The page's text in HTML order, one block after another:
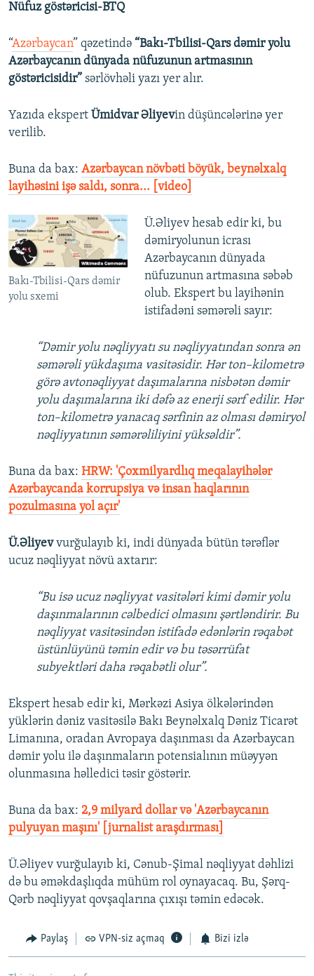
Nüfuz göstəricisi-BTQ
“Azərbaycan” qəzetində “Bakı-Tbilisi-Qars dəmir yolu
Azərbaycanın dünyada nüfuzunun artmasının
göstəricisidir” sərlövhəli yazı yer alır.
Yazıda ekspert Ümidvar Əliyevin düşüncələrinə yer
verilib.
Buna da bax: Azərbaycan növbəti böyük, beynəlxalq
layihəsini işə saldı, sonra... [video]
Bakı-Tbilisi-Qars dəmir
yolu sxemi
Ü.Əliyev hesab edir ki, bu
dəmiryolunun icrası
Azərbaycanın dünyada
nüfuzunun artmasına səbəb
olub. Ekspert bu layihənin
istifadəni səmərəli sayır:
“Dəmir yolu nəqliyyatı su nəqliyyatından sonra ən
səmərəli yükdaşıma vasitəsidir. Hər ton–kilometrə
görə avtonəqliyyat daşımalarına nisbətən dəmir
yolu daşımalarına iki dəfə az enerji sərf edilir. Hər
ton–kilometrə yanacaq sərfinin az olması dəmiryol
nəqliyyatının səmərəliliyini yüksəldir”.
Buna da bax:​ HRW: 'Çoxmilyardlıq meqalayihələr
Azərbaycanda korrupsiya və insan haqlarının
pozulmasına yol açır'
Ü.Əliyevvurğulayıb ki, indi dünyada bütün tərəflər
ucuz nəqliyyat növü axtarır:
“Bu isə ucuz nəqliyyat vasitələri kimi dəmir yolu
daşınmalarının cəlbedici olmasını şərtləndirir. Bu
nəqliyyat vasitəsindən istifadə edənlərin rəqabət
üstünlüyünü təmin edir və bu təsərrüfat
subyektləri daha rəqabətli olur”.
Ekspert hesab edir ki, Mərkəzi Asiya ölkələrindən
yüklərin dəniz vasitəsilə Bakı Beynəlxalq Dəniz Ticarət
Limanına, oradan Avropaya daşınması da Azərbaycan
dəmir yolu ilə daşınmaların potensialının müəyyən
olunmasına həlledici təsir göstərir.
Buna da bax:​ 2,9 milyard dollar və 'Azərbaycanın
pulyuyan maşını' [jurnalist araşdırması]
Ü.Əliyev vurğulayıb ki, Cənub-Şimal nəqliyyat dəhlizi
də bu əməkdaşlıqda mühüm rol oynayacaq. Bu, Şərq-
Qərb nəqliyyat qovşaqlarına çıxışı təmin edəcək.
Paylaş VPN-siz açmaq Bizi izlə